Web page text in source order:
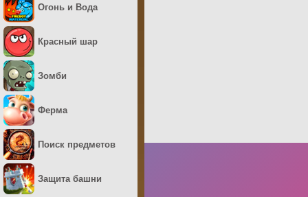
Огонь и Вода
Красный шар
Зомби
Ферма
Поиск предметов
Защита башни